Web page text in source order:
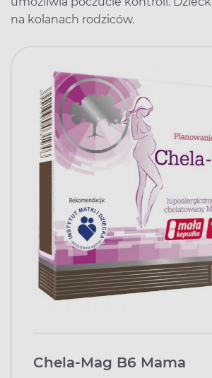
na kolanach rodziców.
Chela-Mag B6 Mama